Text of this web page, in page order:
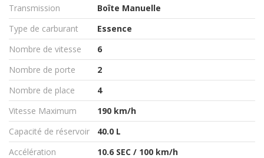
Transmission
Boîte Manuelle
Type de carburant
Essence
Nombre de vitesse
6
Nombre de porte
2
Nombre de place
4
Vitesse Maximum
190 km/h
Capacité de réservoir
40.0 L
Accélération
10.6 SEC / 100 km/h